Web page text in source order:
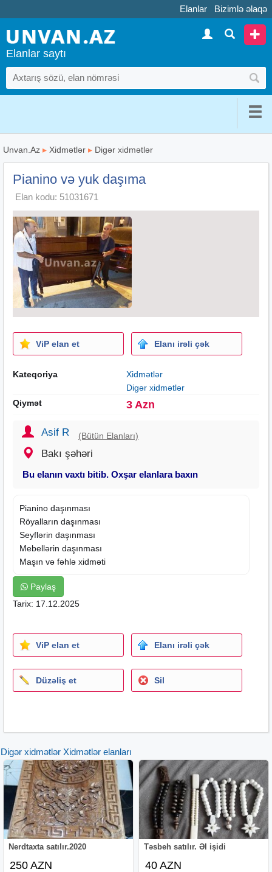
Elanlar Bizimlə əlaqə
Elanlar saytı
Unvan.Az ▸ Xidmətlər ▸ Digər xidmətlər
Pianino və yuk daşıma
Elan kodu: 51031671
ViP elan et Elanı irəli çək
Kateqoriya
Xidmətlər
Digər xidmətlər
Qiymət
3 Azn
Asif R (Bütün Elanları)
Bakı şəhəri
Bu elanın vaxtı bitib. Oxşar elanlara baxın
Pianino daşınması
Röyalların daşınması
Seyflərin daşınması
Mebellərin daşınması
Maşın və fəhlə xidməti
Paylaş
Tarix: 17.12.2025
ViP elan et Elanı irəli çək
Düzəliş et Sil
Digər xidmətlər Xidmətlər elanları
Nerdtaxta satılır.2020
250 AZN
Təsbeh satılır. Əl işidi
40 AZN